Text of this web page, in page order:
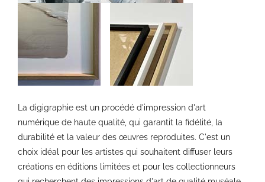
La digigraphie est un procédé d'impression d'art
numérique de haute qualité, qui garantit la fidélité, la
durabilité et la valeur des œuvres reproduites. C'est un
choix idéal pour les artistes qui souhaitent diffuser leurs
créations en éditions limitées et pour les collectionneurs